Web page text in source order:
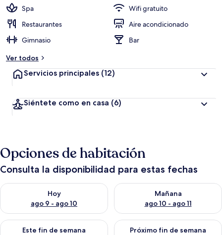
Spa
Wifi gratuito
Restaurantes
Aire acondicionado
Gimnasio
Bar
Ver todos
Servicios principales (12)
Siéntete como en casa (6)
Opciones de habitación
Consulta la disponibilidad para estas fechas
Hoy
ago 9 - ago 10
Consulta la disponibilidad para hoy ago 9 - ago 10
Mañana
ago 10 - ago 11
Consulta la disponibilidad
Este fin de semana
Consulta la disponibilidad para este fin de semana ago 14 -
Próximo fin de semana
Consulta la disponibilidad